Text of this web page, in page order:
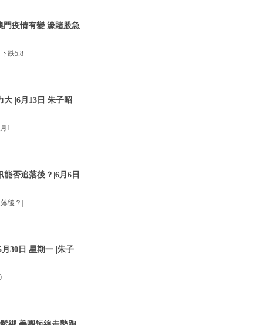
門疫情有變 濠賭股急
跌5.8
大 |6月13日 朱子昭
1
否追落後？|6月6日
後？|
30日 星期一 |朱子